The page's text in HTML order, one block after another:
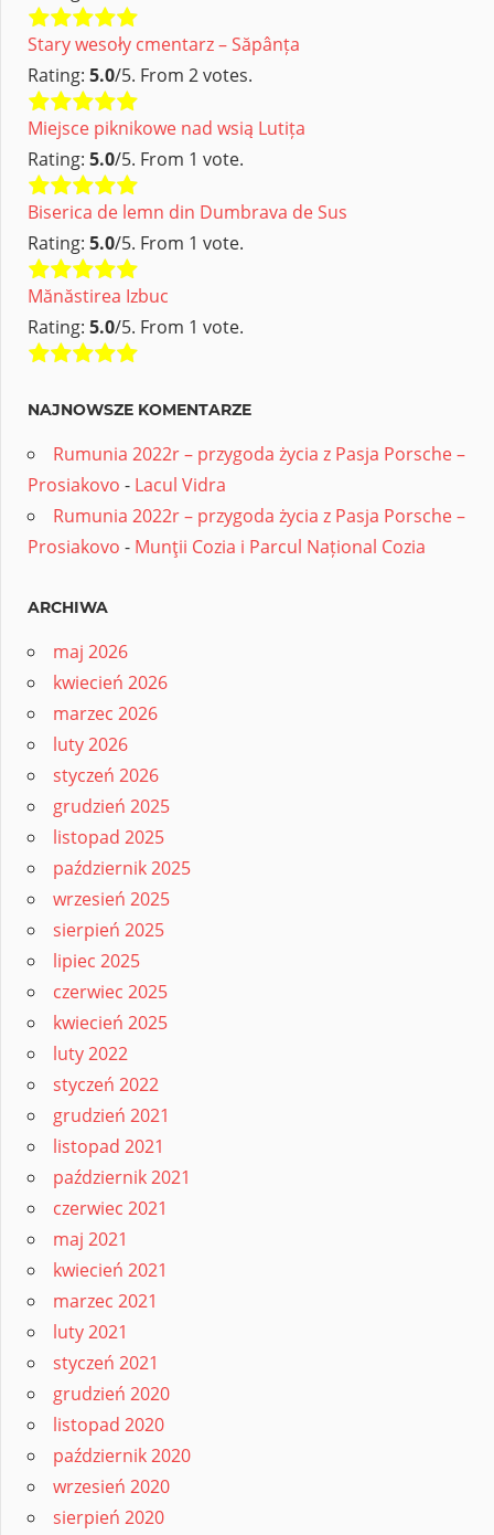
Stary wesoły cmentarz – Săpânța
Rating: 5.0/5. From 2 votes.
Miejsce piknikowe nad wsią Lutița
Rating: 5.0/5. From 1 vote.
Biserica de lemn din Dumbrava de Sus
Rating: 5.0/5. From 1 vote.
Mănăstirea Izbuc
Rating: 5.0/5. From 1 vote.
NAJNOWSZE KOMENTARZE
Rumunia 2022r – przygoda życia z Pasja Porsche –
Prosiakovo - Lacul Vidra
Rumunia 2022r – przygoda życia z Pasja Porsche –
Prosiakovo - Munţii Cozia i Parcul Național Cozia
ARCHIWA
maj 2026
kwiecień 2026
marzec 2026
luty 2026
styczeń 2026
grudzień 2025
listopad 2025
październik 2025
wrzesień 2025
sierpień 2025
lipiec 2025
czerwiec 2025
kwiecień 2025
luty 2022
styczeń 2022
grudzień 2021
listopad 2021
październik 2021
czerwiec 2021
maj 2021
kwiecień 2021
marzec 2021
luty 2021
styczeń 2021
grudzień 2020
listopad 2020
październik 2020
wrzesień 2020
sierpień 2020